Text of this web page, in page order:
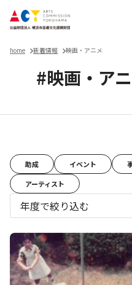
home 新着情報 映画・アニメ
#映画・ア
お知らせ
助成 イベント
アーティスト